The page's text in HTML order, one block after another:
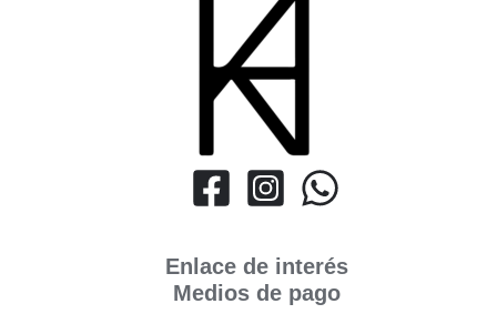
Enlace de interés
Medios de pago